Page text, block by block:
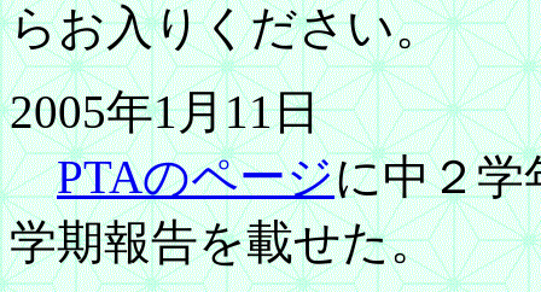
らお入りください。
2005年1月11日
PTAのページに中２学
学期報告を載せた。